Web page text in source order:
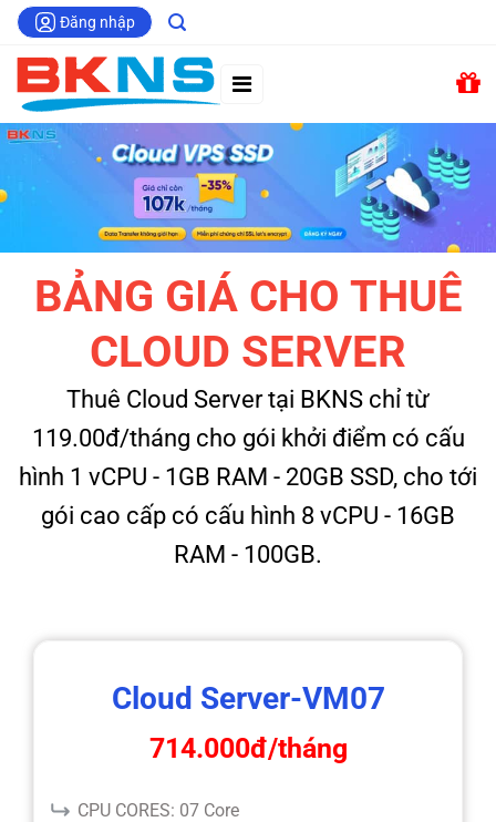
Chuyển
đến
dung
Đăng nhập
BẢNG GIÁ CHO THUÊ
CLOUD SERVER
Thuê Cloud Server tại BKNS chỉ từ
119.00đ/tháng cho gói khởi điểm có cấu
hình 1 vCPU - 1GB RAM - 20GB SSD, cho tới
gói cao cấp có cấu hình 8 vCPU - 16GB
RAM - 100GB.
Cloud Server-VM07
714.000đ/tháng
CPU CORES: 07 Core